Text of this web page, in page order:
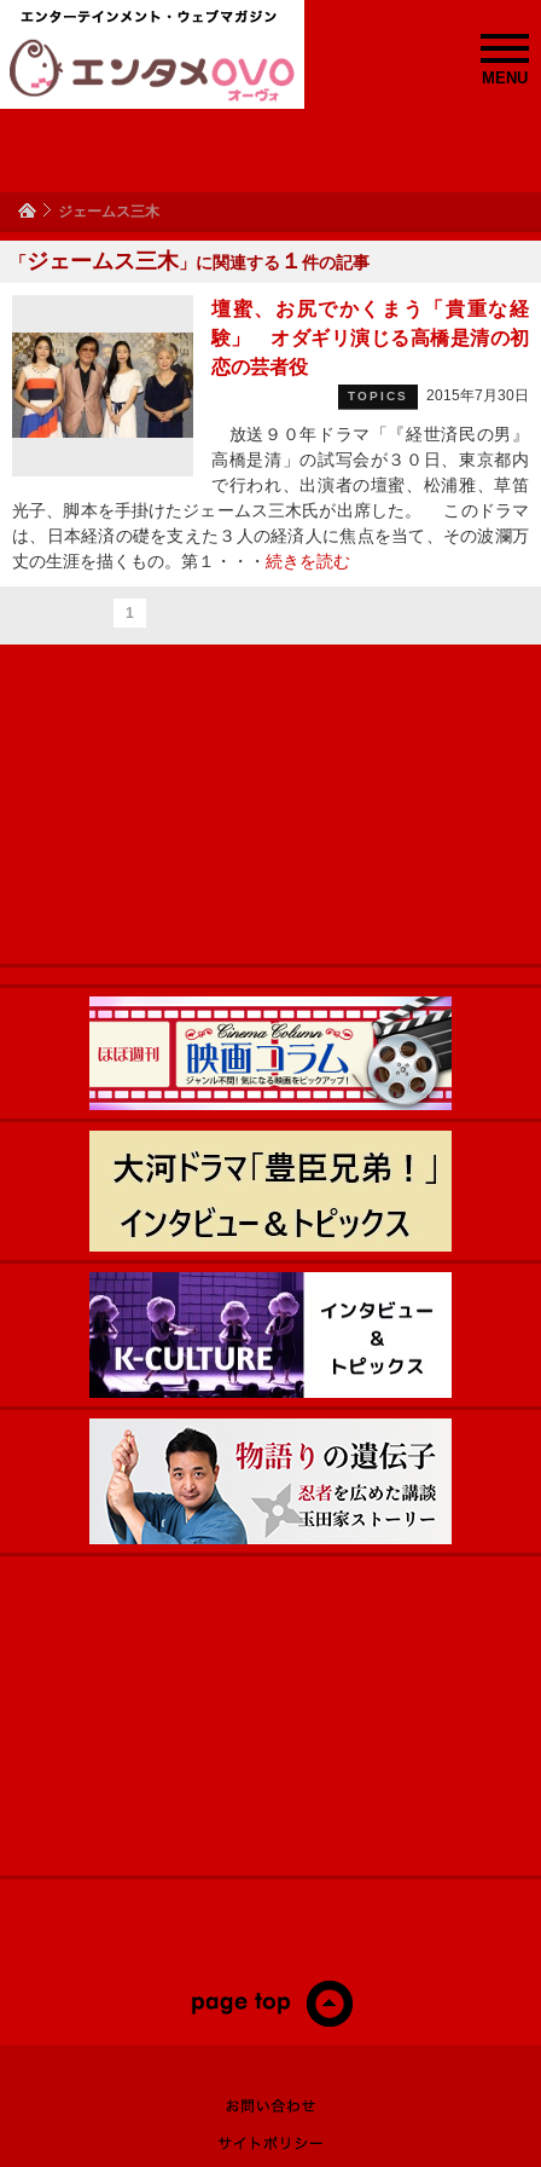
MENU
ジェームス三木
「ジェームス三木」に関連する １ 件の記事
壇蜜、お尻でかくまう「貴重な経
験」 オダギリ演じる高橋是清の初
恋の芸者役
TOPICS 2015年7月30日
放送９０年ドラマ「『経世済民の男』
高橋是清」の試写会が３０日、東京都内
で行われ、出演者の壇蜜、松浦雅、草笛
光子、脚本を手掛けたジェームス三木氏が出席した。 このドラマ
は、日本経済の礎を支えた３人の経済人に焦点を当て、その波瀾万
丈の生涯を描くもの。第１・・・ 続きを読む
1